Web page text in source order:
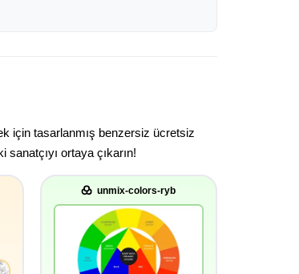
için tasarlanmış benzersiz ücretsiz
ortaya çıkarın!
unmix-colors-ryb